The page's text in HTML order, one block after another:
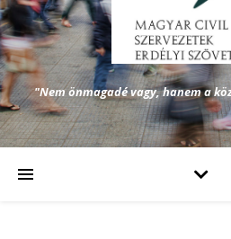
"Nem önmagadé vagy, hanem a